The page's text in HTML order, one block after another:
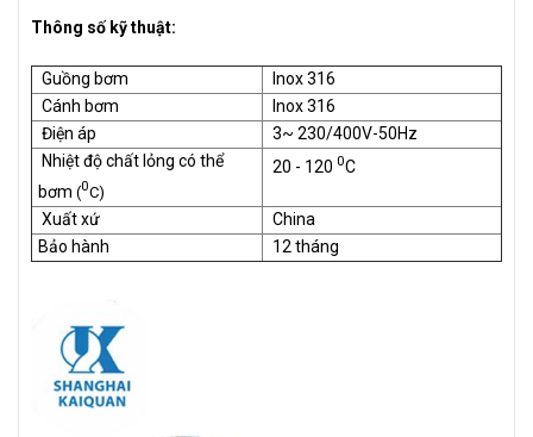
Thông số kỹ thuật:
Guồng bơm
Inox 316
Cánh bơm
Inox 316
Điện áp
3~ 230/400V-50Hz
Nhiệt độ chất lỏng có thể
bơm (0C)
20 - 120 0C
Xuất xứ
China
Bảo hành
12 tháng